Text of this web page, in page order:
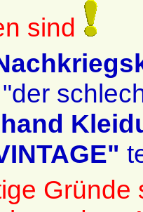
sind
Gründe